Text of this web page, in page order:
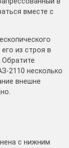
вместе с
из строя в
2110 несколько
внешне
с нижним